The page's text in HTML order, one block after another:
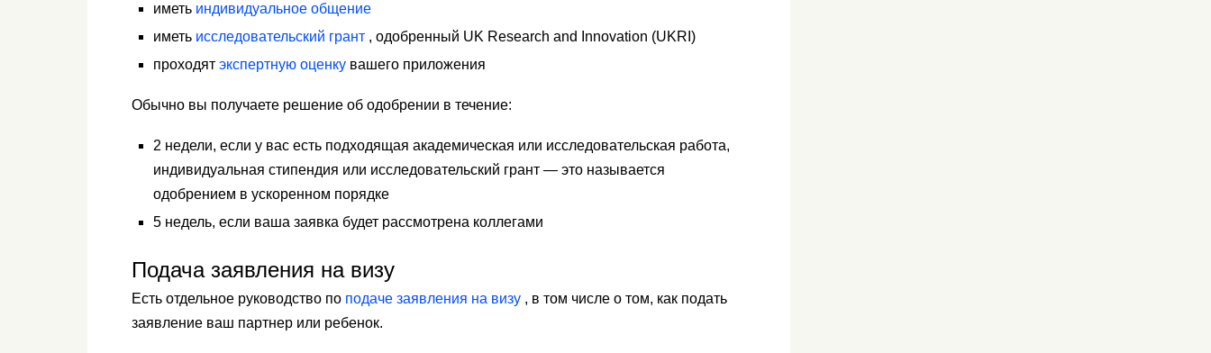
иметь индивидуальное общение
иметь исследовательский грант , одобренный UK Research and Innovation (UKRI)
проходят экспертную оценку вашего приложения
Обычно вы получаете решение об одобрении в течение:
2 недели, если у вас есть подходящая академическая или исследовательская работа,
индивидуальная стипендия или исследовательский грант — это называется
одобрением в ускоренном порядке
5 недель, если ваша заявка будет рассмотрена коллегами
Подача заявления на визу
Есть отдельное руководство по подаче заявления на визу , в том числе о том, как подать
заявление ваш партнер или ребенок.